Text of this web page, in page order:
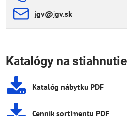
jgv​@jgv​.sk
Katalógy na stiahnutie
Katalóg nábytku PDF
Cenník sortimentu PDF